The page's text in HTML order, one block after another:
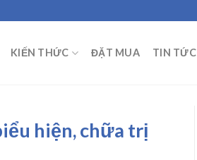
KIẾN THỨC ĐẶT MUA TIN TỨC
hiện, chữa trị